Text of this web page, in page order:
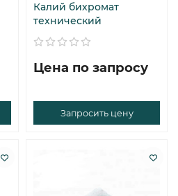
Калий бихромат
технический
Цена по запросу
Запросить цену